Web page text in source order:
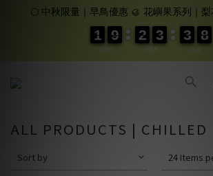
ALL PRODUCTS | CHILLED
Sort by 24 Items
🌕 中秋限量｜早鳥優惠 🥮 花嶼果系列｜
DAYS
1
1
1
1 9
9
9
9
HRS
2
2
2
2 3
3
3
3
MIN
3
3
3
3 8
8
8
8